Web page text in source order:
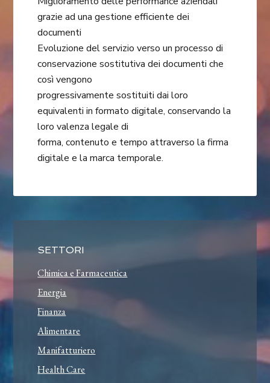
grazie ad una gestione efficiente dei
documenti
Evoluzione del servizio verso un processo di
conservazione sostitutiva dei documenti che
così vengono
progressivamente sostituiti dai loro
equivalenti in formato digitale, conservando la
loro valenza legale di
forma, contenuto e tempo attraverso la firma
digitale e la marca temporale.
SETTORI
Chimica e Farmaceutica
Energia
Finanza
Alimentare
Manifatturiero
Health Care